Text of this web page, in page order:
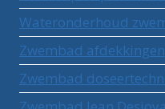
Wateronderhoud
Zwembad afdekkingen
Zwembad